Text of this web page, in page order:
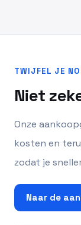
TWIJFEL JE
Niet
Onze
kosten en
zodat je
Naar de